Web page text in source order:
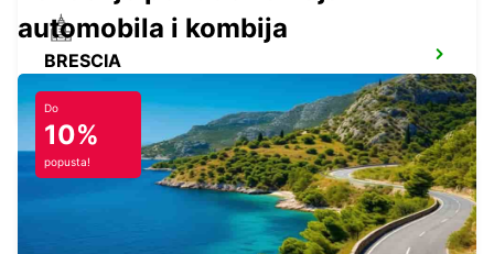
BRESCIA
PADOVA RAILWAY STATION
automobila i kombija
Do
10%
popusta!